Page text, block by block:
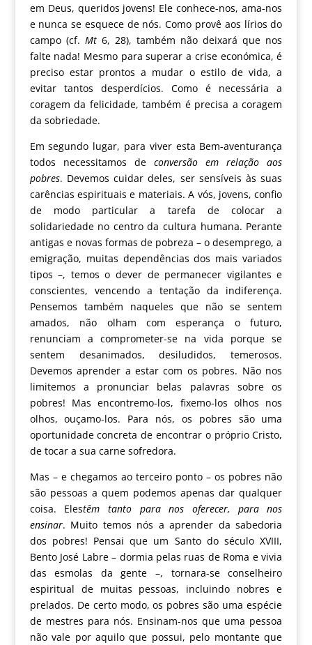
em Deus, queridos jovens! Ele conhece-nos, ama-nos
e nunca se esquece de nós. Como provê aos lírios do
campo (cf. Mt6, 28), também não deixará que nos
falte nada! Mesmo para superar a crise económica, é
preciso estar prontos a mudar o estilo de vida, a
evitar tantos desperdícios. Como é necessária a
coragem da felicidade, também é precisa a coragem
da sobriedade.
Em segundo lugar, para viver esta Bem-aventurança
todos necessitamos de conversão em relação aos
pobres. Devemos cuidar deles, ser sensíveis às suas
carências espirituais e materiais. A vós, jovens, confio
de modo particular a tarefa de colocar a
solidariedade no centro da cultura humana. Perante
antigas e novas formas de pobreza – o desemprego, a
emigração, muitas dependências dos mais variados
tipos –, temos o dever de permanecer vigilantes e
conscientes, vencendo a tentação da indiferença.
Pensemos também naqueles que não se sentem
amados, não olham com esperança o futuro,
renunciam a comprometer-se na vida porque se
sentem desanimados, desiludidos, temerosos.
Devemos aprender a estar com os pobres. Não nos
limitemos a pronunciar belas palavras sobre os
pobres! Mas encontremo-los, fixemo-los olhos nos
olhos, ouçamo-los. Para nós, os pobres são uma
oportunidade concreta de encontrar o próprio Cristo,
de tocar a sua carne sofredora.
Mas – e chegamos ao terceiro ponto – os pobres não
são pessoas a quem podemos apenas dar qualquer
coisa. Elestêm tanto para nos oferecer, para nos
ensinar. Muito temos nós a aprender da sabedoria
dos pobres! Pensai que um Santo do século XVIII,
Bento José Labre – dormia pelas ruas de Roma e vivia
das esmolas da gente –, tornara-se conselheiro
espiritual de muitas pessoas, incluindo nobres e
prelados. De certo modo, os pobres são uma espécie
de mestres para nós. Ensinam-nos que uma pessoa
não vale por aquilo que possui, pelo montante que